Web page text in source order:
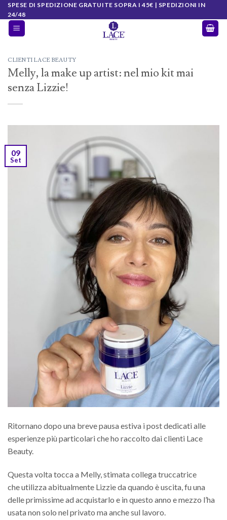
Salta
ai
contenuti
SPESE DI SPEDIZIONE GRATUITE SOPRA I 45€ | SPEDIZIONI IN
24/48
CLIENTI LACE BEAUTY
Melly, la make up artist: nel mio kit mai
senza Lizzie!
09
Set
Ritornano dopo una breve pausa estiva i post dedicati alle
esperienze più particolari che ho raccolto dai clienti Lace
Beauty.
Questa volta tocca a Melly, stimata collega truccatrice
che utilizza abitualmente Lizzie da quando è uscita, fu una
delle primissime ad acquistarlo e in questo anno e mezzo l’ha
usata non solo nel privato ma anche sul lavoro.